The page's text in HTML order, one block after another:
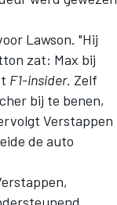
Lawson. "Hij
zat: Max bij
F1-insider. Zelf
bij te benen,
Verstappen
de auto